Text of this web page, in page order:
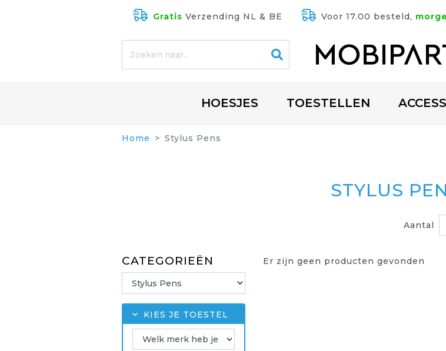
Gratis Verzending NL & BE Voor 17.00 besteld,
HOESJES TOESTELLEN
Home Stylus Pens
STYLUS
Aantal
CATEGORIEËN
KIES JE TOESTEL
Er zijn geen producten gevonden